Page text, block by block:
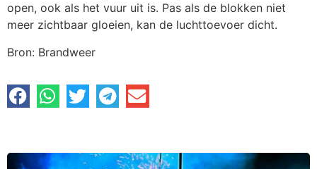
open, ook als het vuur uit is. Pas als de blokken niet
meer zichtbaar gloeien, kan de luchttoevoer dicht.
Bron: Brandweer